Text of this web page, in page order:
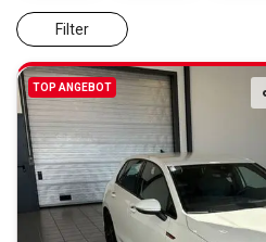
Filter
TOP ANGEBOT